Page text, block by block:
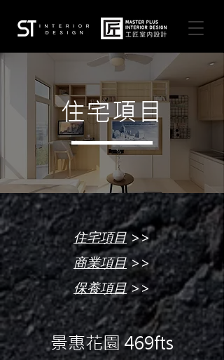
住宅項目
住宅項目>>
商業項目>>
保養項目>>
景惠花園 469fts